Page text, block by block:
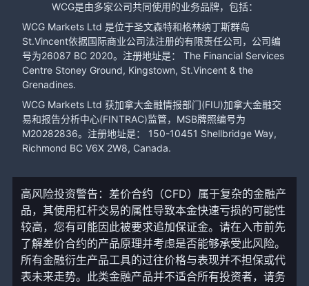
WCG是由多家公司共同使用的业务品牌，包括：
WCG Markets Ltd 是位于圣文森特和格林纳丁斯群岛
St.Vincent依据国际商业公司法注册的有限责任公司，公司编
号为26087 BC 2020。注册地址是： The Financial Services
Centre Stoney Ground, Kingstown, St.Vincent & the
Grenadines.
WCG Markets Ltd 获加拿大金融情报部门(FIU)加拿大金融交
易和报告分析中心(FINTRAC)监管，MSB牌照编号为
M20282836。注册地址是： 150-10451 Shellbridge Way,
Richmond BC V6X 2W8, Canada.
高风险投资警告：差价合约（CFD）属于复杂的金融产
品，其使用杠杆交易的属性导致本金快速亏损的可能性
较高，您有可能因此被要求追加保证金。请在入市前先
了解差价合约的产品原理并考虑是否能够承受此风险。
所有金融衍生产品工具的过往价格与表现并不担保或代
表未来走势。此类金融产品并不适合所有投资者，请务